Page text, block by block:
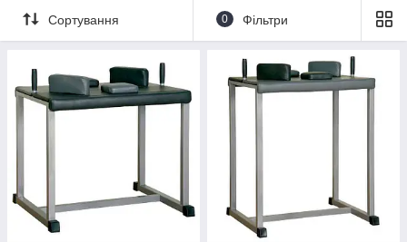
Сортування 0 Фільтри